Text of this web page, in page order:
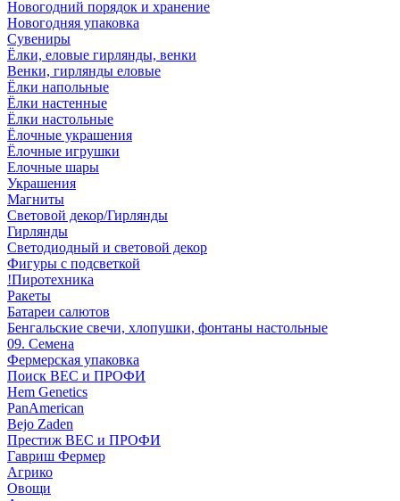
Новогодний порядок и хранение
Новогодняя упаковка
Сувениры
Ёлки, еловые гирлянды, венки
Венки, гирлянды еловые
Ёлки напольные
Ёлки настенные
Ёлки настольные
Ёлочные украшения
Ёлочные игрушки
Елочные шары
Украшения
Магниты
Световой декор/Гирлянды
Гирлянды
Светодиодный и световой декор
Фигуры с подсветкой
!Пиротехника
Ракеты
Батареи салютов
Бенгальские свечи, хлопушки, фонтаны настольные
09. Семена
Фермерская упаковка
Поиск ВЕС и ПРОФИ
Hem Genetics
PanAmerican
Bejo Zaden
Престиж ВЕС и ПРОФИ
Гавриш Фермер
Агрико
Овощи